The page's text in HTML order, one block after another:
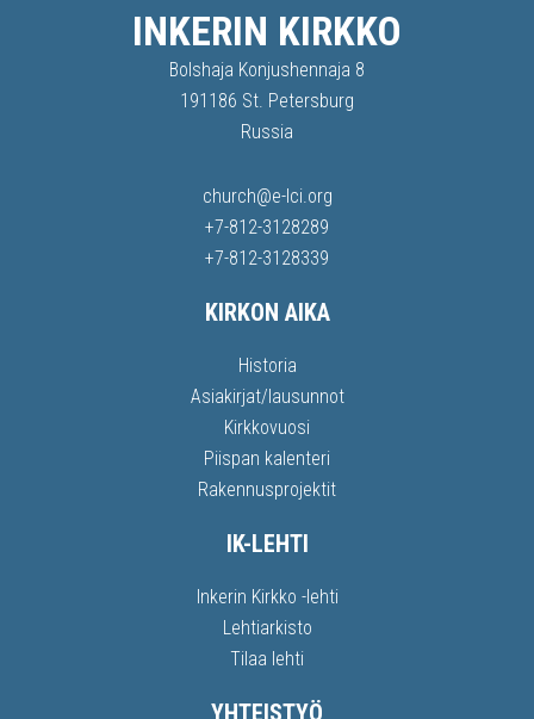
INKERIN KIRKKO
Bolshaja Konjushennaja 8
191186 St. Petersburg
Russia
church@e-lci.org
+7-812-3128289
+7-812-3128339
KIRKON AIKA
Historia
Asiakirjat/lausunnot
Kirkkovuosi
Piispan kalenteri
Rakennusprojektit
IK-LEHTI
Inkerin Kirkko -lehti
Lehtiarkisto
Tilaa lehti
YHTEISTYÖ